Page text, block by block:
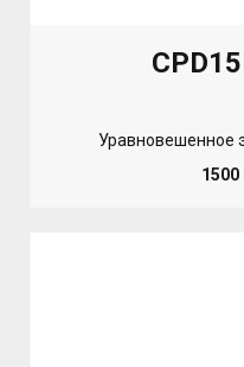
Уравновешенное
1500